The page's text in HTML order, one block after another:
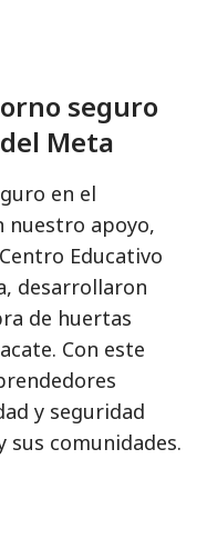
seguro
Meta
en el
nuestro apoyo,
Educativo
desarrollaron
de huertas
Con este
y seguridad
comunidades.